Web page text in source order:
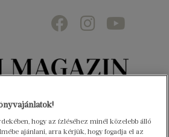
hogy az ízléséhez minél közelebb álló
ajánlani, arra kérjük, hogy fogadja el az